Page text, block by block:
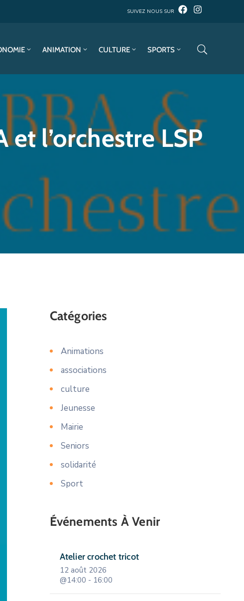
SUIVEZ NOUS SUR
ANIMATION CULTURE SPORTS
l’orchestre LSP
Catégories
Animations
associations
culture
Jeunesse
Mairie
Seniors
solidarité
Sport
Événements À Venir
Atelier crochet tricot
12 août 2026
@14:00 - 16:00